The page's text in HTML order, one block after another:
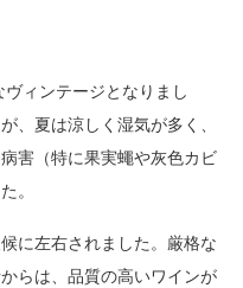
ィンテージとなりまし
、夏は涼しく湿気が多く、
害（特に果実蠅や灰色カビ
。
に左右されました。厳格な
らは、品質の高いワインが